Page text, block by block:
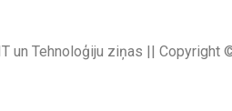
un Tehnoloģiju ziņas || Copyright